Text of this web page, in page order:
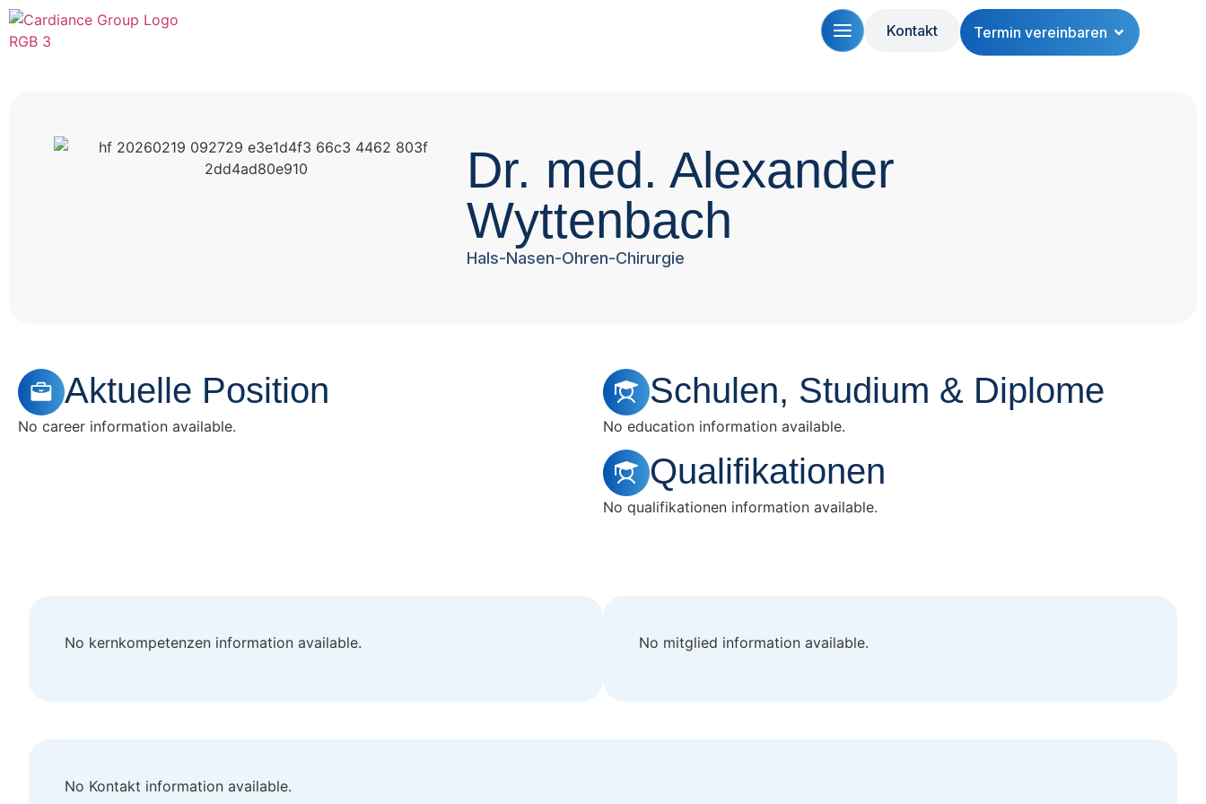
Kontakt Termin vereinbaren
Dr. med. Alexander
Wyttenbach
Hals-Nasen-Ohren-Chirurgie
Aktuelle Position
No career information available.
Schulen, Studium & Diplome
No education information available.
Qualifikationen
No qualifikationen information available.
No kernkompetenzen information available. No mitglied information available.
No Kontakt information available.